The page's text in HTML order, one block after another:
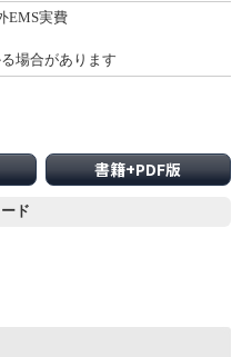
EMS実費
場合があります
書籍+PDF版
ド